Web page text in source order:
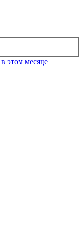
в этом месяце